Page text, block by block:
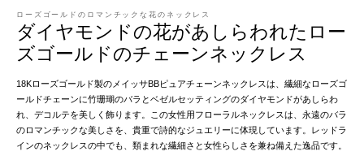
ローズゴールドのロマンチックな花のネックレス
ダイヤモンドの花があしらわれたロー
ズゴールドのチェーンネックレス
18Kローズゴールド製のメイッサBBピュアチェーンネックレスは、繊細なローズゴ
ールドチェーンに竹珊瑚のバラとベゼルセッティングのダイヤモンドがあしらわ
れ、デコルテを美しく飾ります。この女性用フローラルネックレスは、永遠のバラ
のロマンチックな美しさを、貴重で詩的なジュエリーに体現しています。レッドラ
インのネックレスの中でも、類まれな繊細さと女性らしさを兼ね備えた逸品です。